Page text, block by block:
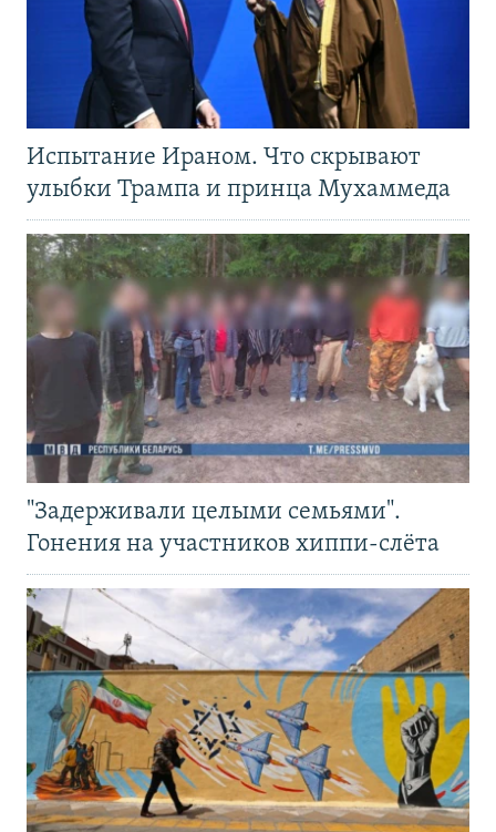
Испытание Ираном. Что скрывают
улыбки Трампа и принца Мухаммеда
"Задерживали целыми семьями".
Гонения на участников хиппи-слёта